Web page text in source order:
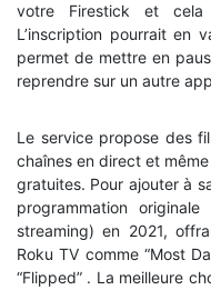
votre Firestick et cela
L’inscription pourrait en
permet de mettre en
reprendre sur un autre
Le service propose des
chaînes en direct et
gratuites. Pour ajouter à
programmation
streaming) en 2021,
Roku TV comme “Most
“Flipped” . La meilleure